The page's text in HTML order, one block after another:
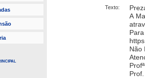
Texto:
A
Não